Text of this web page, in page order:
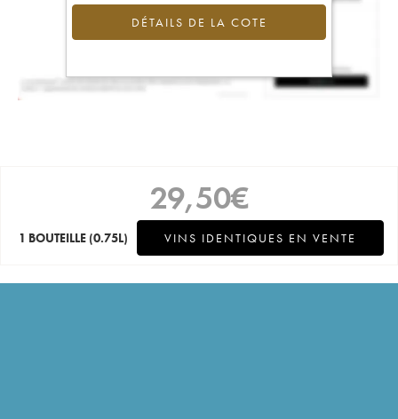
DÉTAILS DE LA COTE
29,50€
1 BOUTEILLE (0.75L) VINS IDENTIQUES EN VENTE